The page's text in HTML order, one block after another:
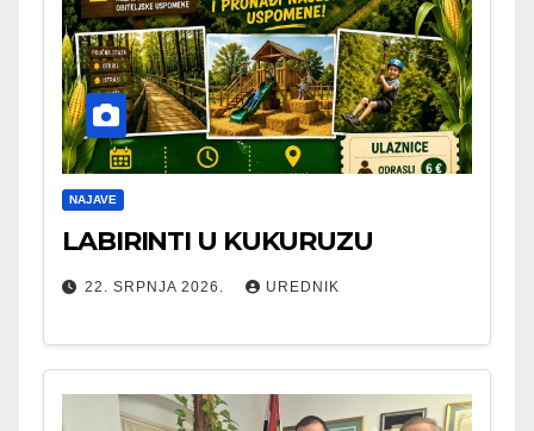
NAJAVE
LABIRINTI U KUKURUZU
22. SRPNJA 2026. UREDNIK